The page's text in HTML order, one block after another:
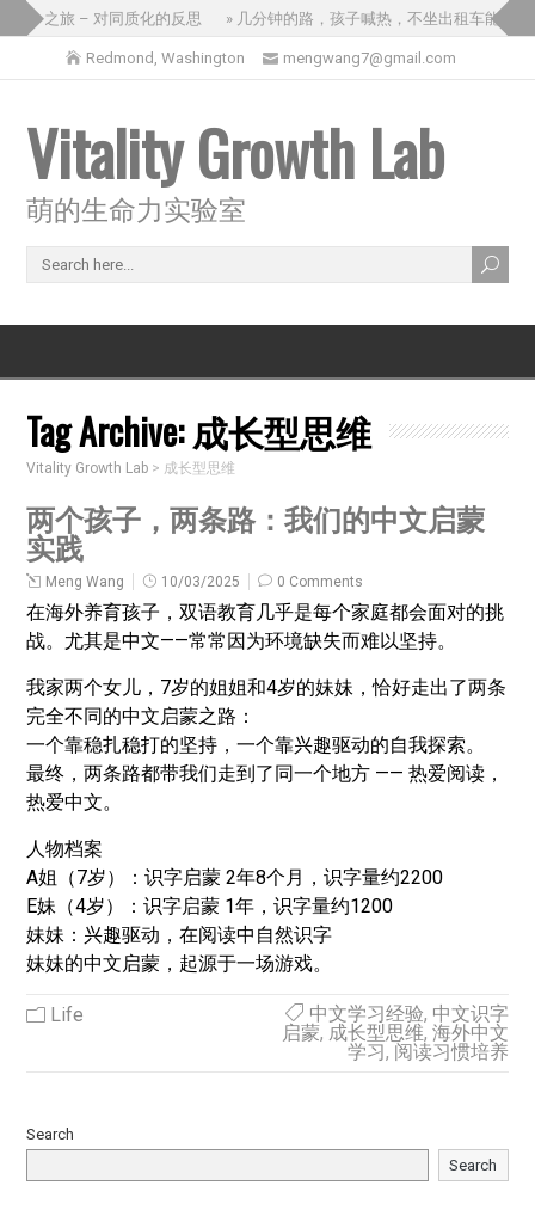
三国之旅 – 对同质化的反思 » 几分钟的路，孩子喊热，不坐出租车能怎么
Redmond, Washington mengwang7@gmail.com
Vitality Growth Lab
萌的生命力实验室
Tag Archive:成长型思维
Vitality Growth Lab > 成长型思维
两个孩子，两条路：我们的中文启蒙
实践
Meng Wang 10/03/2025 0 Comments
在海外养育孩子，双语教育几乎是每个家庭都会面对的挑
战。尤其是中文——常常因为环境缺失而难以坚持。
我家两个女儿，7岁的姐姐和4岁的妹妹，恰好走出了两条
完全不同的中文启蒙之路：
一个靠稳扎稳打的坚持，一个靠兴趣驱动的自我探索。
最终，两条路都带我们走到了同一个地方 —— 热爱阅读，
热爱中文。
人物档案
A姐（7岁）：识字启蒙 2年8个月，识字量约2200
E妹（4岁）：识字启蒙 1年，识字量约1200
妹妹：兴趣驱动，在阅读中自然识字
妹妹的中文启蒙，起源于一场游戏。
Life 中文学习经验, 中文识字
启蒙, 成长型思维, 海外中文
学习, 阅读习惯培养
Search
Search